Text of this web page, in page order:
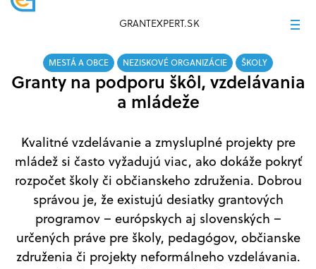
GRANTEXPERT.SK
MESTÁ A OBCE NEZISKOVÉ ORGANIZÁCIE ŠKOLY
Granty na podporu škôl, vzdelávania
a mládeže
Kvalitné vzdelávanie a zmysluplné projekty pre
mládež si často vyžadujú viac, ako dokáže pokryť
rozpočet školy či občianskeho združenia. Dobrou
správou je, že existujú desiatky grantových
programov – európskych aj slovenských –
určených práve pre školy, pedagógov, občianske
združenia či projekty neformálneho vzdelávania.